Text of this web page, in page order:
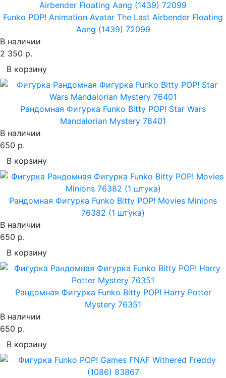
Funko POP! Animation Avatar The Last Airbender Floating
Aang (1439) 72099
В наличии
2 350 р.
В корзину
Рандомная Фигурка Funko Bitty POP! Star Wars
Mandalorian Mystery 76401
В наличии
650 р.
В корзину
Рандомная Фигурка Funko Bitty POP! Movies Minions
76382 (1 штука)
В наличии
650 р.
В корзину
Рандомная Фигурка Funko Bitty POP! Harry Potter
Mystery 76351
В наличии
650 р.
В корзину